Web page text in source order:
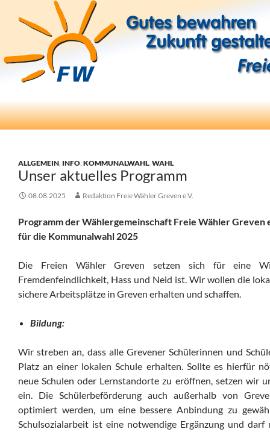
Freie Wähler Greven e.V.
Suchen
ZUM
ALLGEMEIN, INFO,KOMMUNALWAHL,WAHL
Unser aktuelles Programm
08.08.2025 Redaktion Freie Wähler Greven e.V.
Programm der Wählergemeinschaft Freie Wähler Greven
für die Kommunalwahl 2025
Die Freien Wähler Greven setzen sich für eine
Fremdenfeindlichkeit, Hass und Neid ist. Wir wollen die
sichere Arbeitsplätze in Greven erhalten und schaffen.
Bildung:
Wir streben an, dass alle Grevener Schülerinnen und
Platz an einer lokalen Schule erhalten. Sollte es hierfür
neue Schulen oder Lernstandorte zu eröffnen, setzen wir
ein. Die Schülerbeförderung auch außerhalb von
optimiert werden, um eine bessere Anbindung zu
Schulsozialarbeit ist eine notwendige Ergänzung und darf